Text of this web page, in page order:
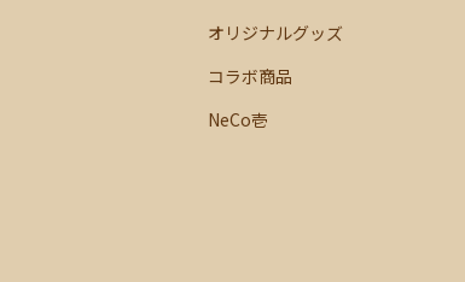
オリジナルグッズ
コラボ商品
NeCo壱